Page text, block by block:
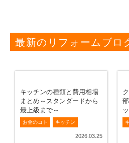
最新のリフォームブロ
キッチンの種類と費用相場
まとめ～スタンダードから
最上級まで～
お金のコト キッチン
2026.03.25